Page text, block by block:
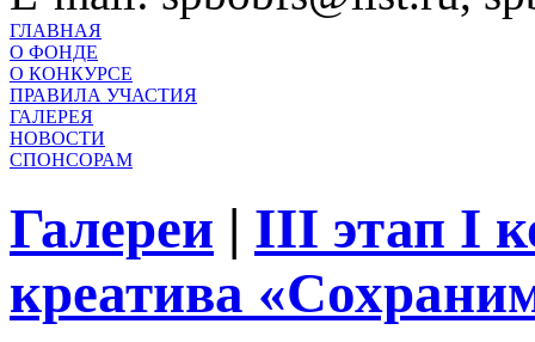
ГЛАВНАЯ
О ФОНДЕ
О КОНКУРСЕ
ПРАВИЛА УЧАСТИЯ
ГАЛЕРЕЯ
НОВОСТИ
СПОНСОРАМ
Галереи | III этап I
креатива